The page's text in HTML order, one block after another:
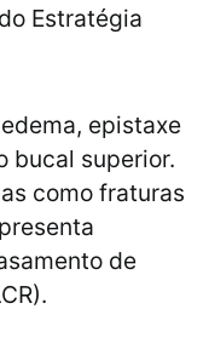
Estratégia
epistaxe
bucal superior.
como fraturas
de